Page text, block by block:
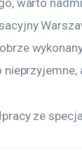
warto
ze